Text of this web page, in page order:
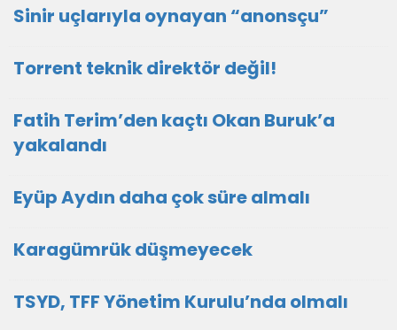
Sinir uçlarıyla oynayan “anonsçu”
Torrent teknik direktör değil!
Fatih Terim’den kaçtı Okan Buruk’a
yakalandı
Eyüp Aydın daha çok süre almalı
Karagümrük düşmeyecek
TSYD, TFF Yönetim Kurulu’nda olmalı